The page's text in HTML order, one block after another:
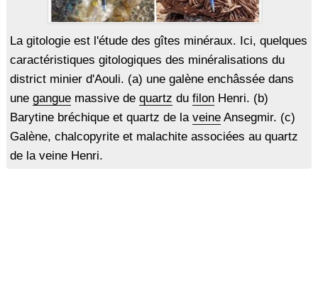
La gitologie est l'étude des gîtes minéraux. Ici, quelques
caractéristiques gitologiques des minéralisations du
district minier d'Aouli. (a) une galène enchâssée dans
une ganguemassive de quartz du filonHenri. (b)
Barytine bréchique et quartz de la veineAnsegmir. (c)
Galène, chalcopyrite et malachite associées au quartz
de la veine Henri.